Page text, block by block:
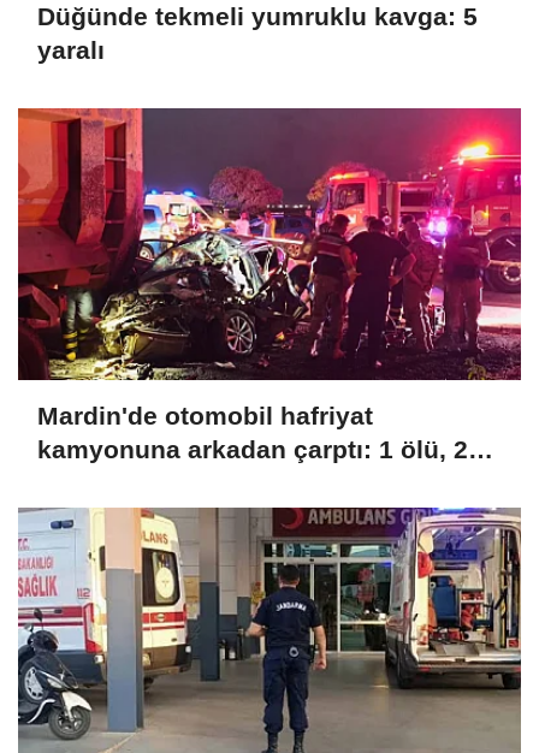
Düğünde tekmeli yumruklu kavga: 5
yaralı
Mardin'de otomobil hafriyat
kamyonuna arkadan çarptı: 1 ölü, 2